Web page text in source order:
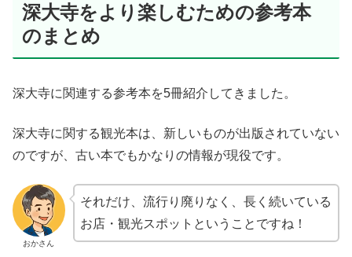
深大寺をより楽しむための参考本
のまとめ
深大寺に関連する参考本を5冊紹介してきました。
深大寺に関する観光本は、新しいものが出版されていない
のですが、古い本でもかなりの情報が現役です。
おかさん
それだけ、流行り廃りなく、長く続いている
お店・観光スポットということですね！